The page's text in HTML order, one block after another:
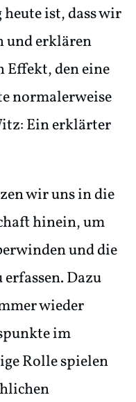
ist, dass wir
und erklären
Effekt, den eine
normalerweise
Ein erklärter
wir uns in die
hinein, um
und die
Dazu
wieder
im
Rolle spielen